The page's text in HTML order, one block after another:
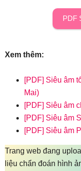
PDF
Xem thêm:
[PDF] Siêu âm
Mai)
[PDF] Siêu âm
[PDF] Siêu âm
[PDF] Siêu âm
Trang web đang
liệu chẩn đoán hình